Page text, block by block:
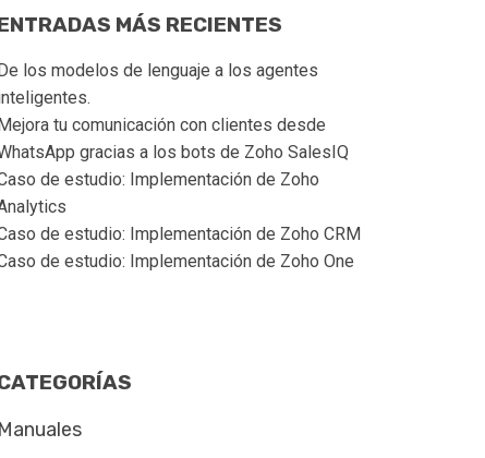
MÁS RECIENTES
De los modelos de lenguaje a los agentes
Mejora tu comunicación con clientes desde
gracias a los bots de Zoho SalesIQ
de estudio: Implementación de Zoho
de estudio: Implementación de Zoho CRM
de estudio: Implementación de Zoho One
Manuales